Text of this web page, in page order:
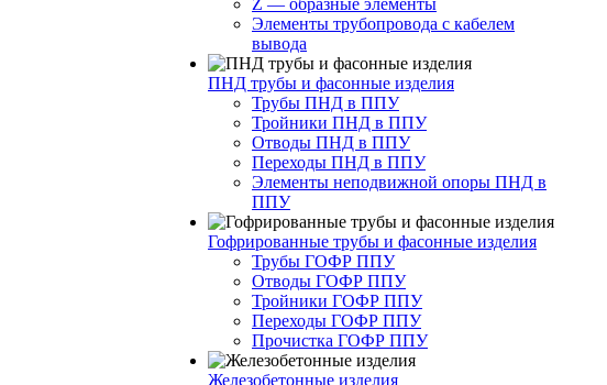
Z — образные элементы
Элементы трубопровода с кабелем
вывода
ПНД трубы и фасонные изделия
Трубы ПНД в ППУ
Тройники ПНД в ППУ
Отводы ПНД в ППУ
Переходы ПНД в ППУ
Элементы неподвижной опоры ПНД в
ППУ
Гофрированные трубы и фасонные изделия
Трубы ГОФР ППУ
Отводы ГОФР ППУ
Тройники ГОФР ППУ
Переходы ГОФР ППУ
Прочистка ГОФР ППУ
Железобетонные изделия